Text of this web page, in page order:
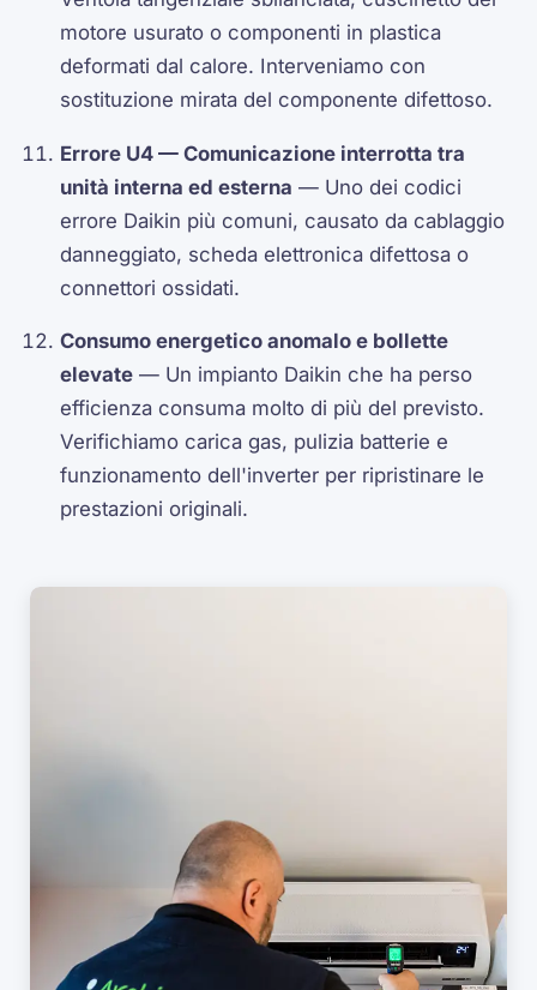
motore usurato o componenti in plastica
deformati dal calore. Interveniamo con
sostituzione mirata del componente difettoso.
Errore U4 — Comunicazione interrotta tra
unità interna ed esterna — Uno dei codici
errore Daikin più comuni, causato da cablaggio
danneggiato, scheda elettronica difettosa o
connettori ossidati.
Consumo energetico anomalo e bollette
elevate — Un impianto Daikin che ha perso
efficienza consuma molto di più del previsto.
Verifichiamo carica gas, pulizia batterie e
funzionamento dell'inverter per ripristinare le
prestazioni originali.